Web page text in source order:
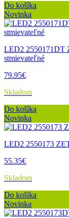
Do košíka
Novinka
LED2 2550171DT
stmievateľné
79.95€
Skladom
Do košíka
Novinka
LED2 2550173
55.35€
Skladom
Do košíka
Novinka